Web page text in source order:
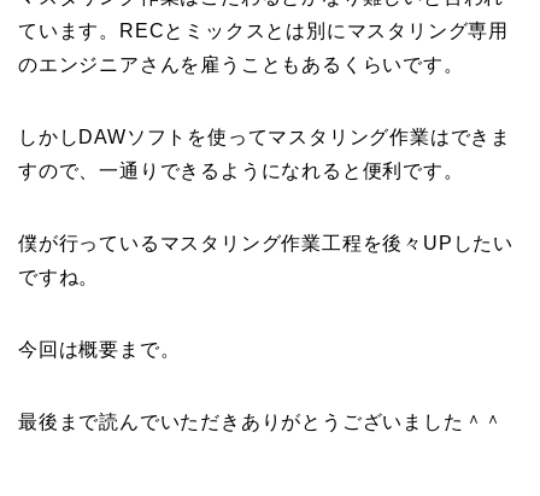
ています。RECとミックスとは別にマスタリング専用
のエンジニアさんを雇うこともあるくらいです。
しかしDAWソフトを使ってマスタリング作業はできま
すので、一通りできるようになれると便利です。
僕が行っているマスタリング作業工程を後々UPしたい
ですね。
今回は概要まで。
最後まで読んでいただきありがとうございました＾＾